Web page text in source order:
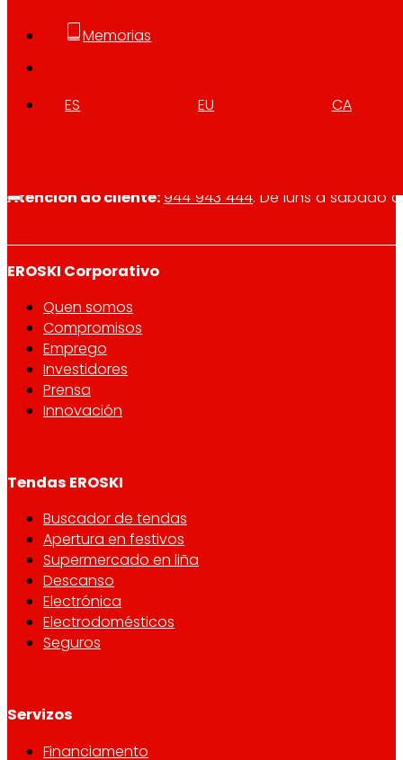
Memorias
ES EU CA
Síguenos
Atención ao cliente:944 943 444. De luns a sábado
EROSKI Corporativo
Quen somos
Compromisos
Emprego
Investidores
Prensa
Innovación
Tendas EROSKI
Buscador de tendas
Apertura en festivos
Supermercado en liña
Descanso
Electrónica
Electrodomésticos
Seguros
Servizos
Financiamento